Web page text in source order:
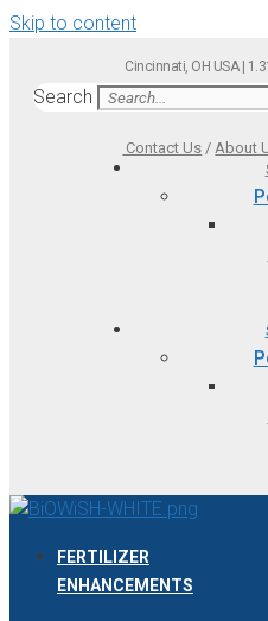
Skip to content
Cincinnati, OH USA |
Search
Contact Us /About
FERTILIZER
ENHANCEMENTS